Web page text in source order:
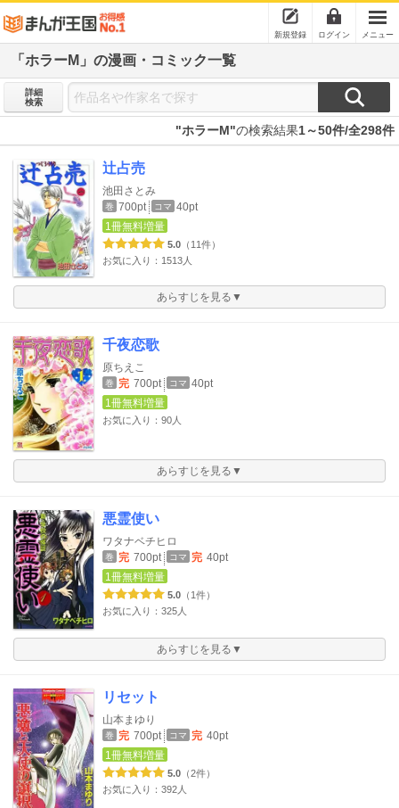
新規登録 ログイン メニュー
「ホラーM」の漫画・コミック一覧
詳細
検索
"ホラーM"の検索結果1～50件/全298件
辻占売
池田さとみ
巻 700pt コマ 40pt
1冊無料増量
5.0 （11件）
お気に入り：1513人
あらすじを見る▼
千夜恋歌
原ちえこ
巻 完 700pt コマ 40pt
1冊無料増量
お気に入り：90人
あらすじを見る▼
悪霊使い
ワタナベチヒロ
巻 完 700pt コマ 完 40pt
1冊無料増量
5.0 （1件）
お気に入り：325人
あらすじを見る▼
リセット
山本まゆり
巻 完 700pt コマ 完 40pt
1冊無料増量
5.0 （2件）
お気に入り：392人